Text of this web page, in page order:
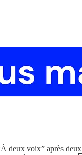
deux voix” après